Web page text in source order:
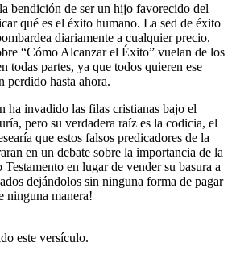
bendición de ser un hijo favorecido del
qué es el éxito humano. La sed de éxito
diariamente a cualquier precio.
“Cómo Alcanzar el Éxito” vuelan de los
todas partes, ya que todos quieren ese
perdido hasta ahora.
ha invadido las filas cristianas bajo el
pero su verdadera raíz es la codicia, el
que estos falsos predicadores de la
en un debate sobre la importancia de la
en lugar de vender su basura a
dejándolos sin ninguna forma de pagar
ninguna manera!
este versículo.